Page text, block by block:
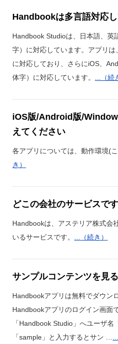
Handbookは多言語対応
Handbook Studioは、日本語、英
字）に対応しています。アプリ
に対応しており、さらにiOS、
体字）に対応しています。
...（続
iOS版/Android版/
えてください
各アプリについては、動作環境(
き）
どこの会社のサービスで
Handbookは、アステリア株式会
いるサービスです。
...（続き）
サンプルコンテンツを見
Handbookアプリは無料でダウン
Handbookアプリのログイン画面
「Handbook Studio」へユーザ
「sample」と入力するとサン …